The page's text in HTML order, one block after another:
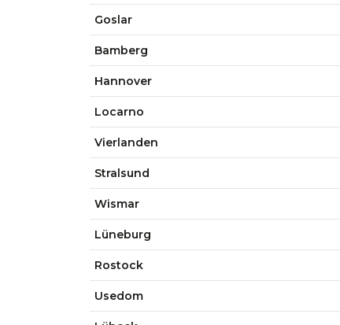
Goslar
Bamberg
Hannover
Locarno
Vierlanden
Stralsund
Wismar
Lüneburg
Rostock
Usedom